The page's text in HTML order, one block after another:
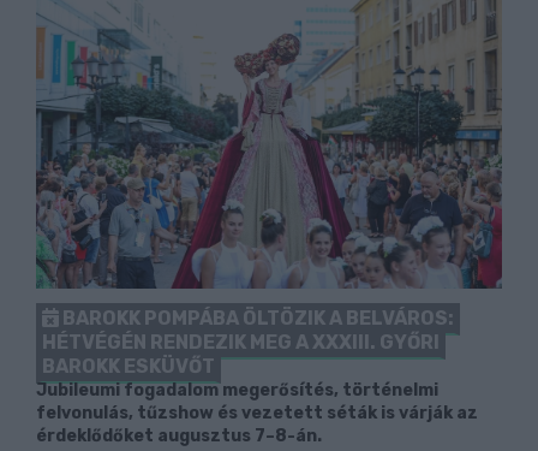
BAROKK POMPÁBA ÖLTÖZIK A BELVÁROS:
HÉTVÉGÉN RENDEZIK MEG A XXXIII. GYŐRI
BAROKK ESKÜVŐT
Jubileumi fogadalom megerősítés, történelmi
felvonulás, tűzshow és vezetett séták is várják az
érdeklődőket augusztus 7–8-án.